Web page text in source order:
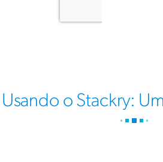
Usando o Stackry: